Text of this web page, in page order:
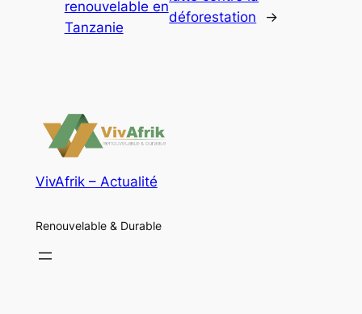
renouvelable en
Tanzanie
déforestation
→
VivAfrik – Actualité
Renouvelable & Durable